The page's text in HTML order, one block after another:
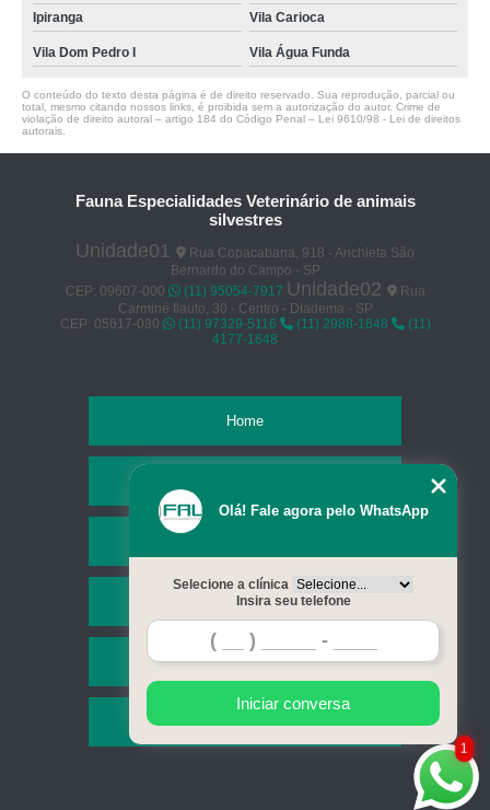
Ipiranga
Vila Carioca
Vila Dom Pedro I Vila Água Funda
O conteúdo do texto desta página é de direito reservado. Sua reprodução, parcial ou
total, mesmo citando nossos links, é proibida sem a autorização do autor. Crime de
violação de direito autoral – artigo 184 do Código Penal – Lei 9610/98 - Lei de direitos
autorais
Fauna Especialidades Veterinário de animais
silvestres
Unidade01
Rua Copacabana, 918 - Anchieta São
Bernardo do Campo - SP
CEP: 09607-000
(11) 95054-7917 Unidade02
Rua
Carminé flauto, 30 - Centro - Diadema - SP
CEP: 05617-030
(11) 97329-5116 (11) 2988-1648
(11)
4177-1648
Home
Serviços
Contato
Mapa do site
1
Olá! Fale agora pelo WhatsApp
Selecione a clínica
Insira seu telefone
Iniciar conversa